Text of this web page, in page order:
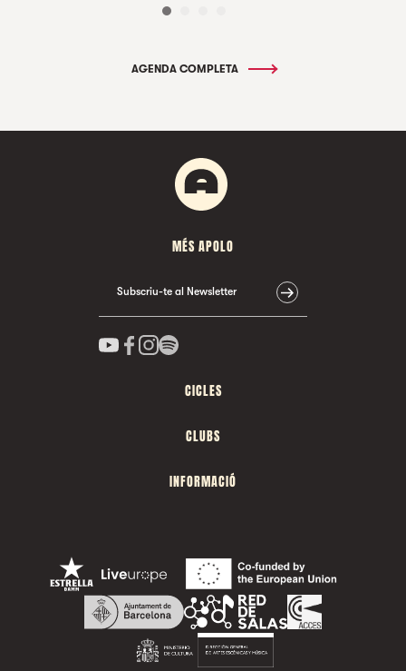
AGENDA COMPLETA
MÉS APOLO
Subscriu-te al Newsletter
CICLES
CLUBS
INFORMACIÓ